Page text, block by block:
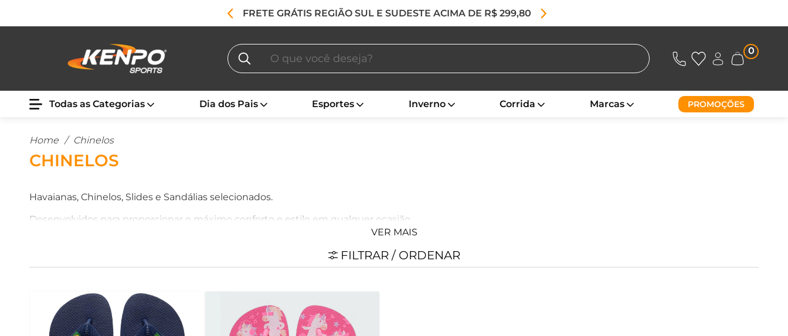
FRETE GRÁTIS REGIÃO SUL E SUDESTE ACIMA DE R$ 299,80
0
Todas as Categorias Dia dos Pais Esportes Inverno Corrida Marcas PROMOÇÕES
Home / Chinelos
CHINELOS
Havaianas, Chinelos, Slides e Sandálias selecionados.
Desenvolvidos para proporcionar o máximo conforto e estilo em qualquer ocasião.
VER MAIS
FILTRAR / ORDENAR